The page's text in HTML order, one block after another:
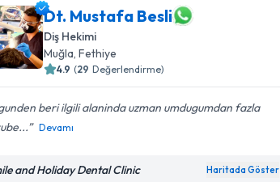
Dt. Mustafa Besli
Diş Hekimi
Muğla, Fethiye
4.9 (29 Değerlendirme)
beri ilgili alaninda uzman umdugumdan fazla
Devamı
and Holiday Dental Clinic Haritada Göster